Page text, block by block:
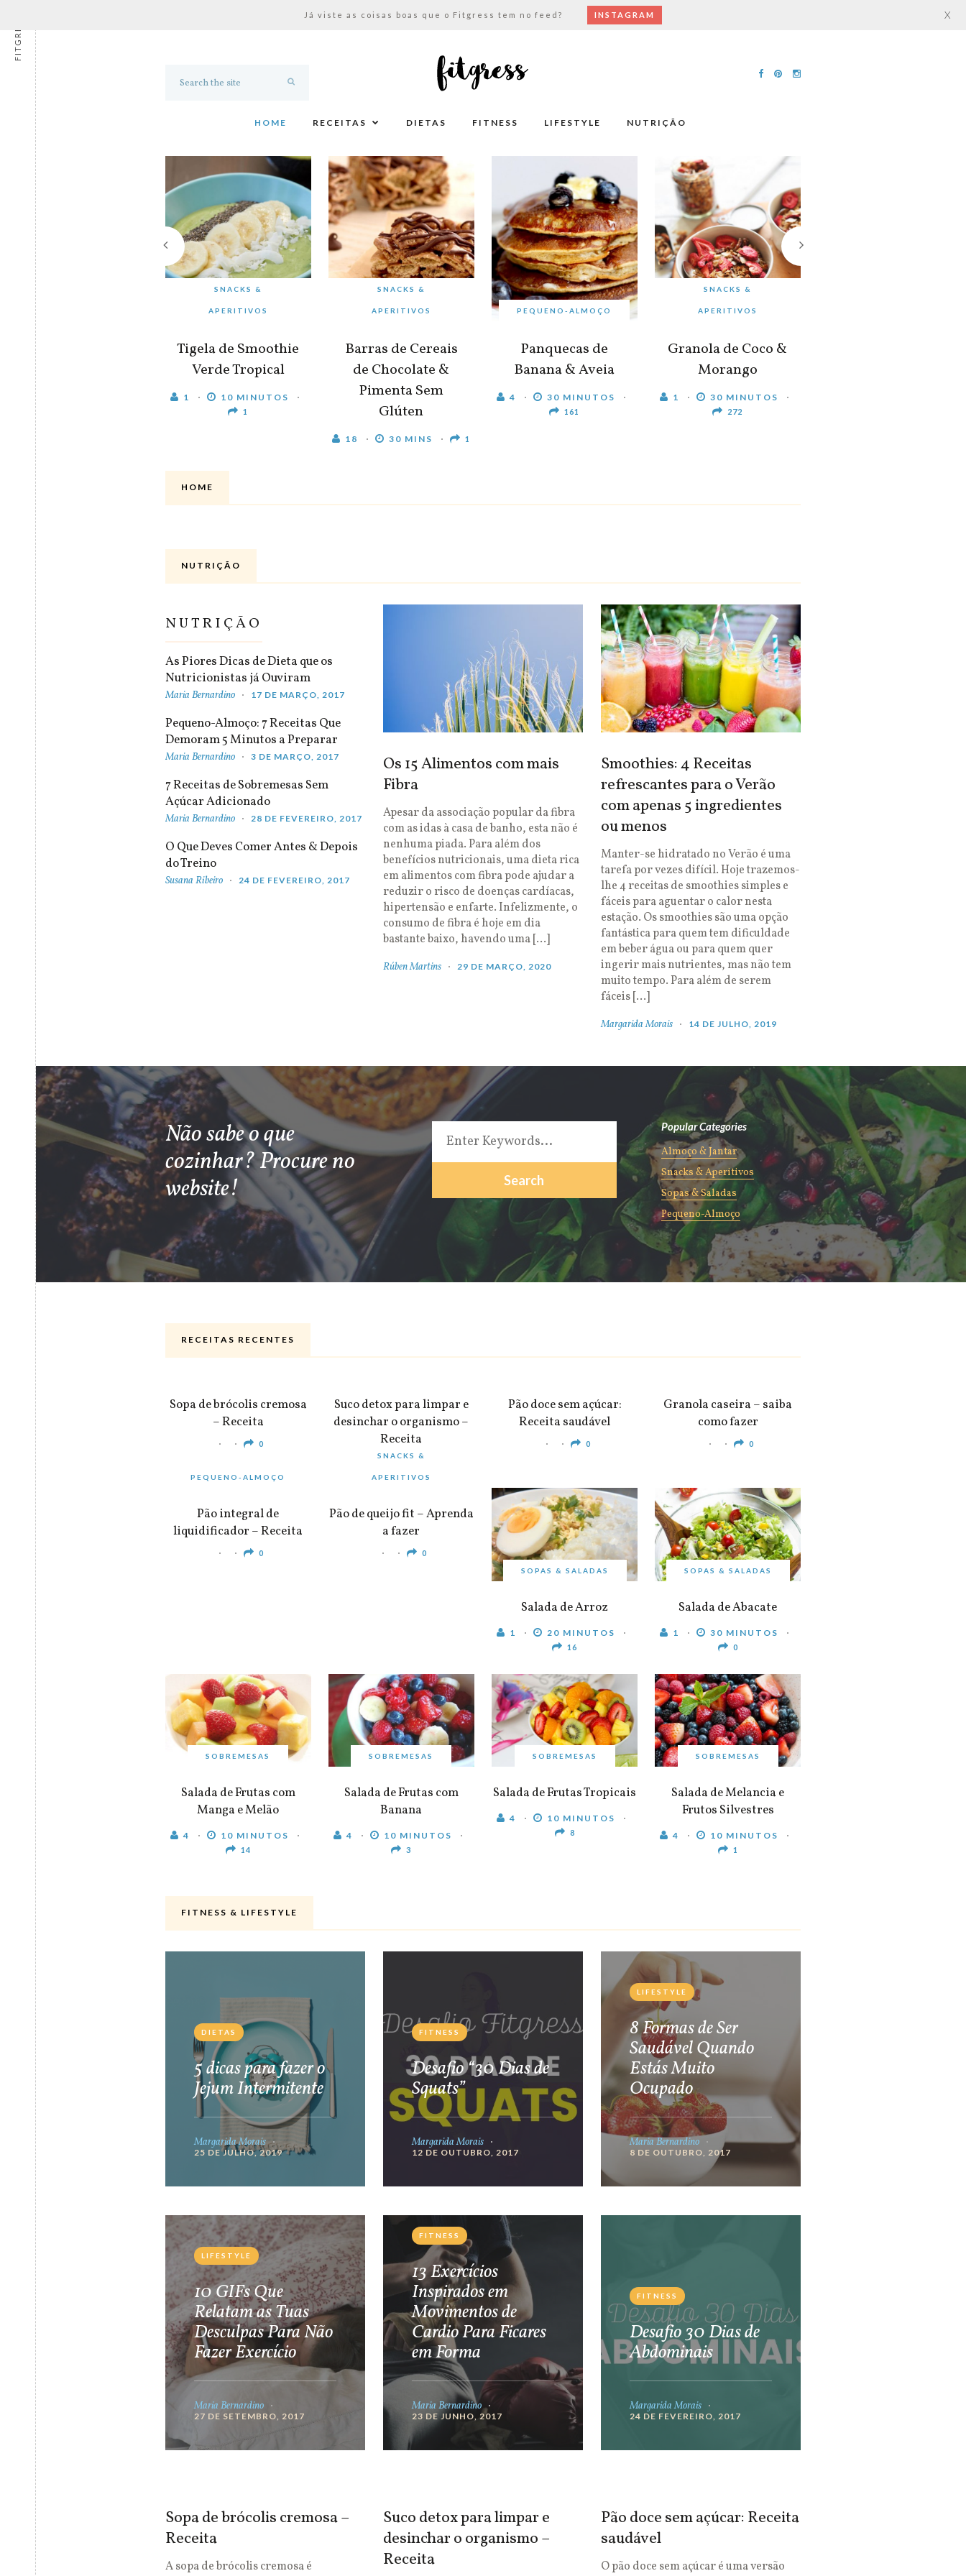
HOME RECEITAS DIETAS FITNESS LIFESTYLE NUTRIÇÃO
SNACKS &
APERITIVOS
Tigela de Smoothie
Verde Tropical
1 10 MINUTOS
1
SNACKS &
APERITIVOS
Barras de Cereais
de Chocolate &
Pimenta Sem
Glúten
18 30 MINS 1
PEQUENO-ALMOÇO
Panquecas de
Banana & Aveia
4 30 MINUTOS
161
SNACKS &
APERITIVOS
Granola de Coco &
Morango
1 30 MINUTOS
272
HOME
NUTRIÇÃO
NUTRIÇÃO
As Piores Dicas de Dieta que os
Nutricionistas já Ouviram
Maria Bernardino 17 DE MARÇO, 2017
Pequeno-Almoço: 7 Receitas Que
Demoram 5 Minutos a Preparar
Maria Bernardino 3 DE MARÇO, 2017
7 Receitas de Sobremesas Sem
Açúcar Adicionado
Maria Bernardino 28 DE FEVEREIRO, 2017
O Que Deves Comer Antes & Depois
do Treino
Susana Ribeiro 24 DE FEVEREIRO, 2017
Os 15 Alimentos com mais
Fibra
Apesar da associação popular da fibra
com as idas à casa de banho, esta não é
nenhuma piada. Para além dos
benefícios nutricionais, uma dieta rica
em alimentos com fibra pode ajudar a
reduzir o risco de doenças cardíacas,
hipertensão e enfarte. Infelizmente, o
consumo de fibra é hoje em dia
bastante baixo, havendo uma […]
Rúben Martins 29 DE MARÇO, 2020
Smoothies: 4 Receitas
refrescantes para o Verão
com apenas 5 ingredientes
ou menos
Manter-se hidratado no Verão é uma
tarefa por vezes difícil. Hoje trazemos-
lhe 4 receitas de smoothies simples e
fáceis para aguentar o calor nesta
estação. Os smoothies são uma opção
fantástica para quem tem dificuldade
em beber água ou para quem quer
ingerir mais nutrientes, mas não tem
muito tempo. Para além de serem
fáceis […]
Margarida Morais 14 DE JULHO, 2019
Não sabe o que
cozinhar? Procure no
website!
Popular Categories
Almoço & Jantar
Snacks & Aperitivos
Sopas & Saladas
Pequeno-Almoço
RECEITAS RECENTES
Sopa de brócolis cremosa
– Receita
0
Suco detox para limpar e
desinchar o organismo –
Receita
0
Pão doce sem açúcar:
Receita saudável
0
Granola caseira – saiba
como fazer
0
PEQUENO-ALMOÇO
Pão integral de
liquidificador – Receita
0
SNACKS &
APERITIVOS
Pão de queijo fit – Aprenda
a fazer
0
SOPAS & SALADAS
Salada de Arroz
1 20 MINUTOS
16
SOPAS & SALADAS
Salada de Abacate
1 30 MINUTOS
0
SOBREMESAS
Salada de Frutas com
Manga e Melão
4 10 MINUTOS
14
SOBREMESAS
Salada de Frutas com
Banana
4 10 MINUTOS
3
SOBREMESAS
Salada de Frutas Tropicais
4 10 MINUTOS
8
SOBREMESAS
Salada de Melancia e
Frutos Silvestres
4 10 MINUTOS
1
FITNESS & LIFESTYLE
DIETAS
5 dicas para fazer o
Jejum Intermitente
Margarida Morais
25 DE JULHO, 2019
FITNESS
Desafio “30 Dias de
Squats”
Margarida Morais
12 DE OUTUBRO, 2017
LIFESTYLE
8 Formas de Ser
Saudável Quando
Estás Muito
Ocupado
Maria Bernardino
8 DE OUTUBRO, 2017
LIFESTYLE
10 GIFs Que
Relatam as Tuas
Desculpas Para Não
Fazer Exercício
Maria Bernardino
27 DE SETEMBRO, 2017
FITNESS
13 Exercícios
Inspirados em
Movimentos de
Cardio Para Ficares
em Forma
Maria Bernardino
23 DE JUNHO, 2017
FITNESS
Desafio 30 Dias de
Abdominais
Margarida Morais
24 DE FEVEREIRO, 2017
Sopa de brócolis cremosa –
Receita
A sopa de brócolis cremosa é
Suco detox para limpar e
desinchar o organismo –
Receita
Pão doce sem açúcar: Receita
saudável
O pão doce sem açúcar é uma versão
FITGRESS Já viste as coisas boas que o Fitgress tem no feed? INSTAGRAM X